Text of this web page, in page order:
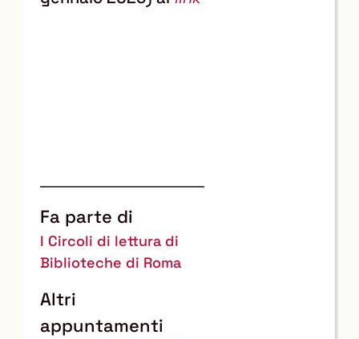
Fa parte di
I Circoli di lettura di
Biblioteche di Roma
Altri
appuntamenti